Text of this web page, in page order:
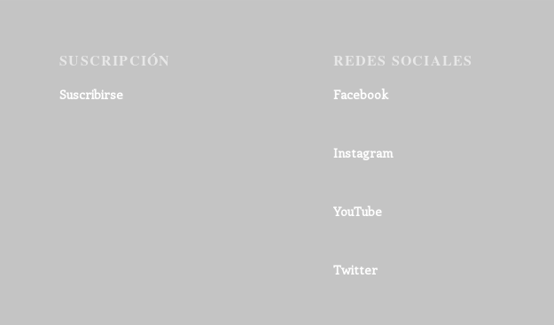
SUSCRIPCIÓN
Suscribirse
REDES SOCIALES
Facebook
Instagram
YouTube
Twitter